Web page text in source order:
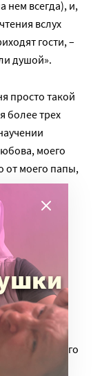
нем всегда), и,
вслух
гости, –
душой».
просто такой
более трех
моего
от моего папы,
от мамы,
чем
не очень-то
изящная
чтобы в его
книги. А